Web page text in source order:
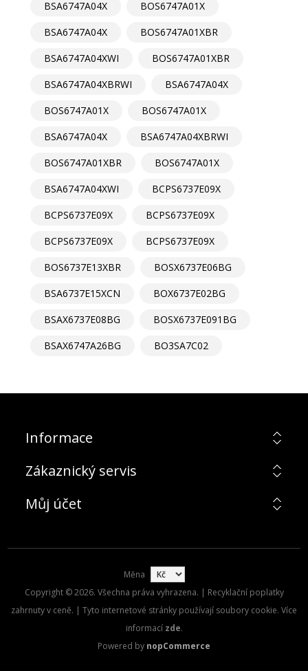
BSA6747A04X
BOS6747A01X
BSA6747A04X
BOS6747A01XBR
BSA6747A04XWI
BOS6747A01XBR
BSA6747A04XBRWI
BSA6747A04X
BOS6747A01X
BOS6747A01X
BSA6747A04X
BSA6747A04XBRWI
BOS6747A01XBR
BOS6747A01X
BSA6747A04XWI
BCPS6737E09X
BCPS6737E09X
BCPS6737E09X
BCPS6737E09X
BCPS6737E09X
BOS6737E13XBR
BOSX6737E06BG
BSA6737E15XCN
BOX6737E02BG
BSAX6737E08BG
BOSX6737E091BG
BSAX6747A26BG
BO3SA7C02
Informace
Zákaznický servis
Můj účet
Měna
Copyright © 2026. Všechna práva vyhrazena. | Recyklační poplatky
zahrnuty v ceně. | Tyto internetové stránky používají soubory cookie. Více
informací zde.
Powered by nopCommerce